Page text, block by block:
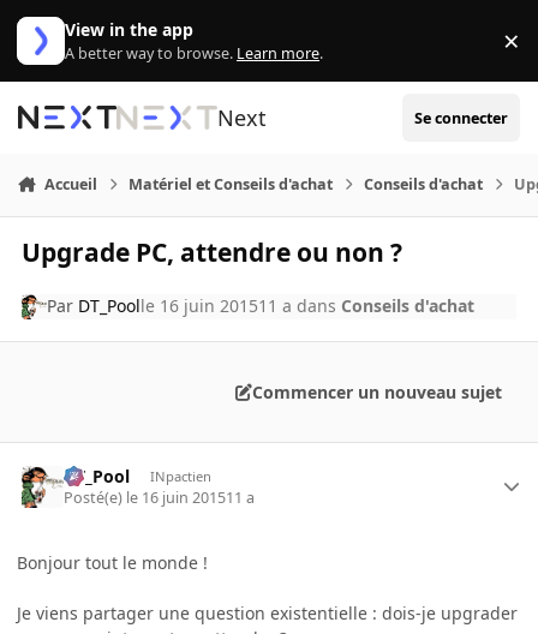
Aller au contenu
View in the app
A better way to browse. Learn more. ×
Next Se connecter
Accueil Matériel et Conseils d'achat Conseils d'achat
Upgrade PC, attendre ou non ?
Par DT_Poolle 16 juin 201511 a dans Conseils d'achat
Commencer un nouveau sujet
DT_Pool INpactien
Posté(e) le 16 juin 201511 a
Bonjour tout le monde !
Je viens partager une question existentielle : dois-je upgrader